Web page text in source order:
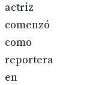
actriz
comenzó
como
reportera
en